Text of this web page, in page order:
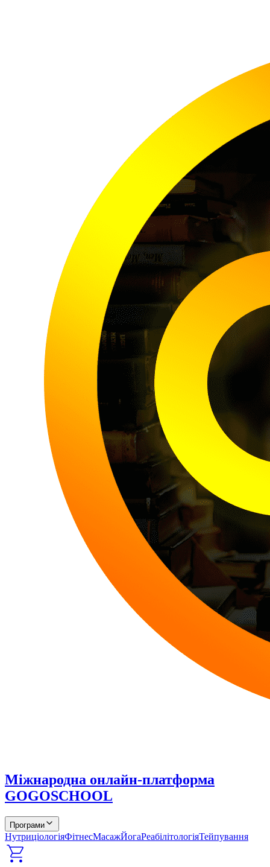
Міжнародна онлайн-платформа
GOGOSCHOOL
Програми
НутриціологіяФітнесМасажЙогаРеабілітологіяТейпування